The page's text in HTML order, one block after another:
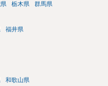
栃木県 群馬県
福井県
和歌山県